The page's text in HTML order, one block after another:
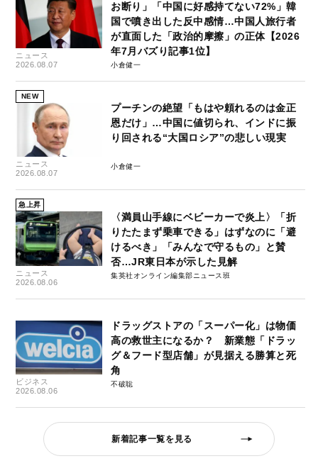
ニュース
2026.08.07
お断り」「中国に好感持てない72%」韓
国で噴き出した反中感情…中国人旅行者
が直面した「政治的摩擦」の正体【2026
年7月バズり記事1位】
小倉健一
NEW
ニュース
2026.08.07
プーチンの絶望「もはや頼れるのは金正
恩だけ」…中国に値切られ、インドに振
り回される“大国ロシア”の悲しい現実
小倉健一
急上昇
ニュース
2026.08.06
〈満員山手線にベビーカーで炎上〉「折
りたたまず乗車できる」はずなのに「避
けるべき」「みんなで守るもの」と賛
否…JR東日本が示した見解
集英社オンライン編集部ニュース班
ビジネス
2026.08.06
ドラッグストアの「スーパー化」は物価
高の救世主になるか？ 新業態「ドラッ
グ＆フード型店舗」が見据える勝算と死
角
不破聡
新着記事一覧を見る